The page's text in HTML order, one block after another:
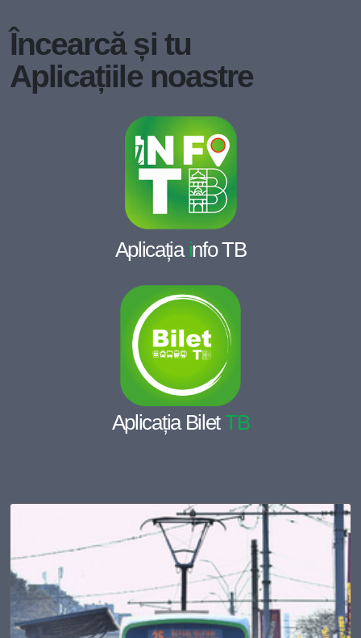
Încearcă și tu
Aplicațiile noastre
Aplicația info TB
Aplicația BiletTB